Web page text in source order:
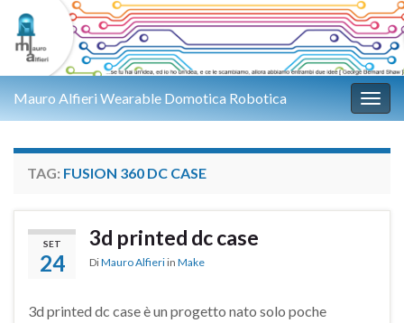
Mauro Alfieri Wearable Domotica Robotica
TAG: FUSION 360 DC CASE
SET
24
3d printed dc case
DiMauro Alfieri in Make
3d printed dc case è un progetto nato solo poche